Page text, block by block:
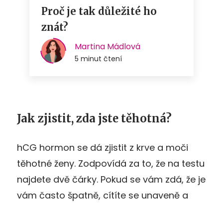
Jak zjistit, zda jste těhotná?
hCG hormon se dá zjistit z krve a moči
těhotné ženy. Zodpovídá za to, že na testu
najdete dvě čárky. Pokud se vám zdá, že je
vám často špatně, cítíte se unaveně a